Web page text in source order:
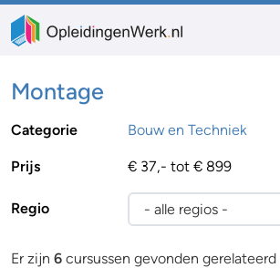
Montage
Categorie Bouw en Techniek
Prijs € 37,- tot € 899
Regio
Er zijn 6 cursussen gevonden gerelateerd